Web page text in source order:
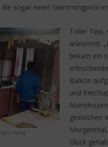
sogar einen Swimmingpool
Herd.
Toller Tipp,
ankommt.
bekam ein
Balkon
und
gestochen
Glück